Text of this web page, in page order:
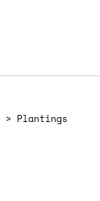
> Plantings